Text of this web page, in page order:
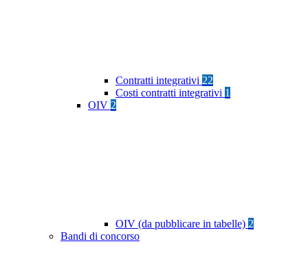
Contratti integrativi 22
Costi contratti integrativi 1
OIV 2
OIV (da pubblicare in tabelle) 2
Bandi di concorso